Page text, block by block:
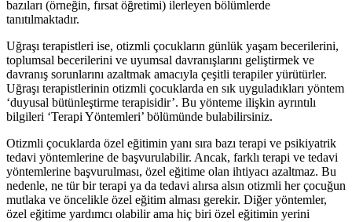
bazıları (örneğin, fırsat öğretimi) ilerleyen bölümlerde
tanıtılmaktadır.
Uğraşı terapistleri ise, otizmli çocukların günlük yaşam becerilerini,
toplumsal becerilerini ve uyumsal davranışlarını geliştirmek ve
davranış sorunlarını azaltmak amacıyla çeşitli terapiler yürütürler.
Uğraşı terapistlerinin otizmli çocuklarda en sık uyguladıkları yöntem
‘duyusal bütünleştirme terapisidir’. Bu yönteme ilişkin ayrıntılı
bilgileri ‘Terapi Yöntemleri’ bölümünde bulabilirsiniz.
Otizmli çocuklarda özel eğitimin yanı sıra bazı terapi ve psikiyatrik
tedavi yöntemlerine de başvurulabilir. Ancak, farklı terapi ve tedavi
yöntemlerine başvurulması, özel eğitime olan ihtiyacı azaltmaz. Bu
nedenle, ne tür bir terapi ya da tedavi alırsa alsın otizmli her çocuğun
mutlaka ve öncelikle özel eğitim alması gerekir. Diğer yöntemler,
özel eğitime yardımcı olabilir ama hiç biri özel eğitimin yerini